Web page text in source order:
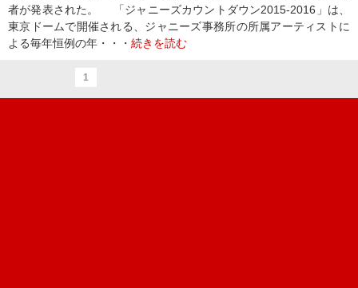
者が発表された。 「ジャニーズカウントダウン2015-2016」は、
東京ドームで開催される、ジャニーズ事務所の所属アーティストに
よる毎年恒例の年・・・ 続きを読む
1